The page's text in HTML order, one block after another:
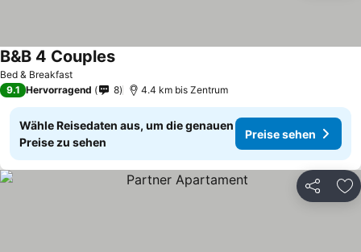
Bed & Breakfast
B&B 4 Couples
9.1 Hervorragend 8 4.4 km bis Zentrum
Wähle Reisedaten aus, um die genauen
Preise zu sehen
Preise sehen
Teilen